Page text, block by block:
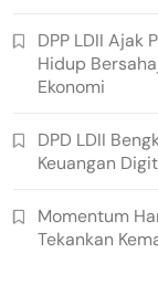
DPP LDII Ajak
Hidup
Ekonomi
DPD LDII
Keuangan
Momentum
Tekankan